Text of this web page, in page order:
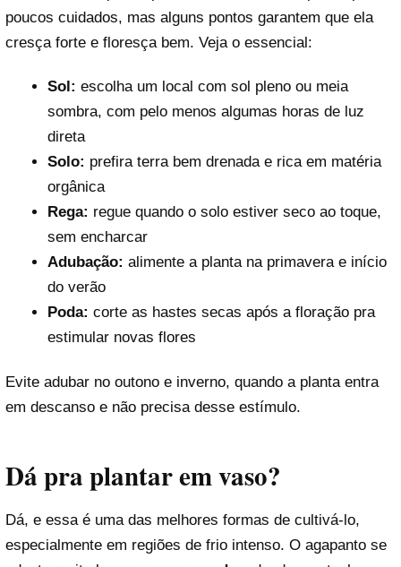
poucos cuidados, mas alguns pontos garantem que ela
cresça forte e floresça bem. Veja o essencial:
Sol: escolha um local com sol pleno ou meia
sombra, com pelo menos algumas horas de luz
direta
Solo: prefira terra bem drenada e rica em matéria
orgânica
Rega: regue quando o solo estiver seco ao toque,
sem encharcar
Adubação: alimente a planta na primavera e início
do verão
Poda: corte as hastes secas após a floração pra
estimular novas flores
Evite adubar no outono e inverno, quando a planta entra
em descanso e não precisa desse estímulo.
Dá pra plantar em vaso?
Dá, e essa é uma das melhores formas de cultivá-lo,
especialmente em regiões de frio intenso. O agapanto se